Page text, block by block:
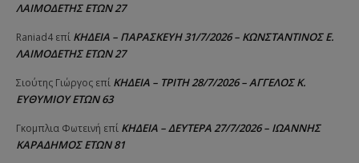
ΛΑΙΜΟΔΕΤΗΣ ΕΤΩΝ 27
Raniad4 επί ΚΗΔΕΙΑ – ΠΑΡΑΣΚΕΥΗ 31/7/2026 – ΚΩΝΣΤΑΝΤΙΝΟΣ Ε.
ΛΑΙΜΟΔΕΤΗΣ ΕΤΩΝ 27
Σιούτης Γιώργος επί ΚΗΔΕΙΑ – ΤΡΙΤΗ 28/7/2026 – ΑΓΓΕΛΟΣ Κ.
ΕΥΘΥΜΙΟΥ ΕΤΩΝ 63
Γκομπλια Φωτεινή επί ΚΗΔΕΙΑ – ΔΕΥΤΕΡΑ 27/7/2026 – ΙΩΑΝΝΗΣ
ΚΑΡΑΔΗΜΟΣ ΕΤΩΝ 81